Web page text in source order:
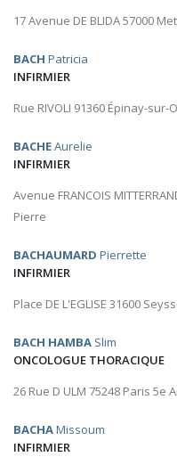
17 Avenue DE BLIDA 57000
BACH Patricia
INFIRMIER
Rue RIVOLI 91360 Épinay-sur-
BACHEAurelie
INFIRMIER
Avenue FRANCOIS
Pierre
BACHAUMARD Pierrette
INFIRMIER
Place DE L'EGLISE 31600
BACH HAMBA Slim
ONCOLOGUE THORACIQUE
26 Rue D ULM 75248 Paris 5e
BACHAMissoum
INFIRMIER